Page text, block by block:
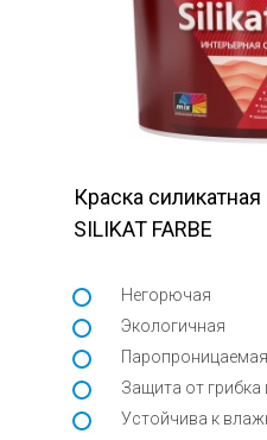
Краска
SILIKAT FARBE
Негорючая
Экологичная
Паропроницаемая
Защита от грибка
Устойчива к